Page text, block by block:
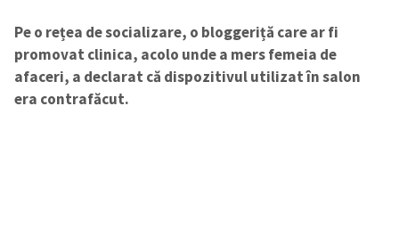
Pe o rețea de socializare, o bloggeriță care ar fi
promovat clinica, acolo unde a mers femeia de
afaceri, a declarat că dispozitivul utilizat în salon
era contrafăcut.
ȘTIREA MEA
Titlu știre
+ Adaugă titlu